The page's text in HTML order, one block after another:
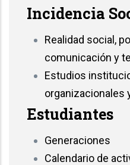
Incidencia
Realidad social,
comunicación y
Estudios
organizacionales
Estudiantes
Generaciones
Calendario de